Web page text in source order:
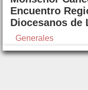
Encuentro
Diocesanos de
Generales